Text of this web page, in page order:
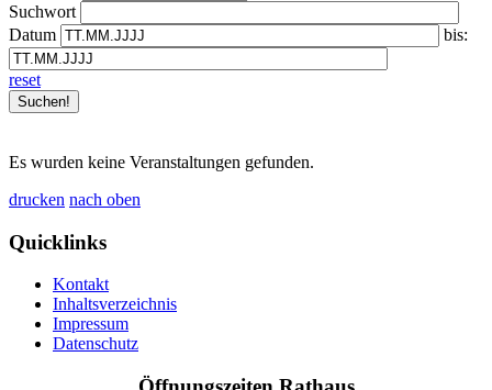
Suchwort
Datum
bis:
reset
Es wurden keine Veranstaltungen gefunden.
drucken nach oben
Quicklinks
Kontakt
Inhaltsverzeichnis
Impressum
Datenschutz